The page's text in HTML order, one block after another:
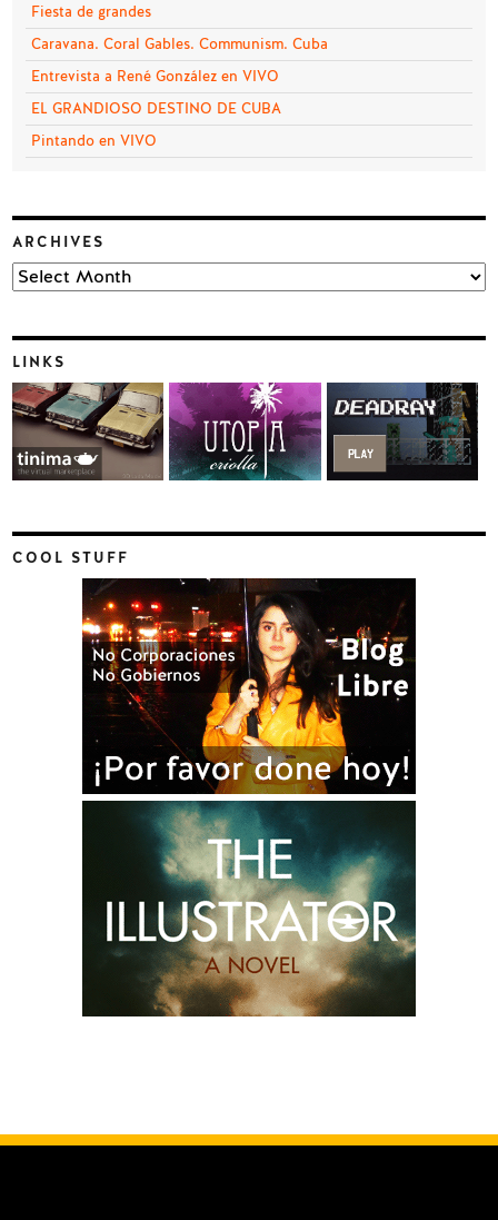
Fiesta de grandes
Caravana. Coral Gables. Communism. Cuba
Entrevista a René González en VIVO
EL GRANDIOSO DESTINO DE CUBA
Pintando en VIVO
ARCHIVES
Archives
LINKS
COOL STUFF